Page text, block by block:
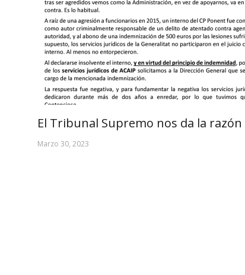
El Tribunal Supremo nos da la razón
Marzo 30, 2023